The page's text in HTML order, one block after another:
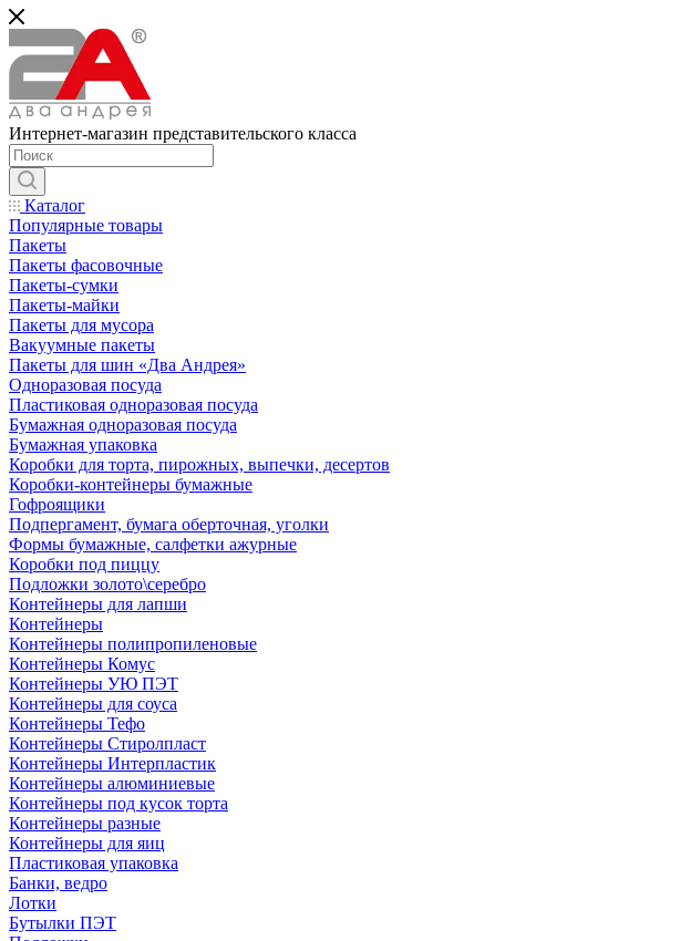
Интернет-магазин представительского класса
Каталог
Популярные товары
Пакеты
Пакеты фасовочные
Пакеты-сумки
Пакеты-майки
Пакеты для мусора
Вакуумные пакеты
Пакеты для шин «Два Андрея»
Одноразовая посуда
Пластиковая одноразовая посуда
Бумажная одноразовая посуда
Бумажная упаковка
Коробки для торта, пирожных, выпечки, десертов
Коробки-контейнеры бумажные
Гофроящики
Подпергамент, бумага оберточная, уголки
Формы бумажные, салфетки ажурные
Коробки под пиццу
Подложки золото\серебро
Контейнеры для лапши
Контейнеры
Контейнеры полипропиленовые
Контейнеры Комус
Контейнеры УЮ ПЭТ
Контейнеры для соуса
Контейнеры Тефо
Контейнеры Стиролпласт
Контейнеры Интерпластик
Контейнеры алюминиевые
Контейнеры под кусок торта
Контейнеры разные
Контейнеры для яиц
Пластиковая упаковка
Банки, ведро
Лотки
Бутылки ПЭТ